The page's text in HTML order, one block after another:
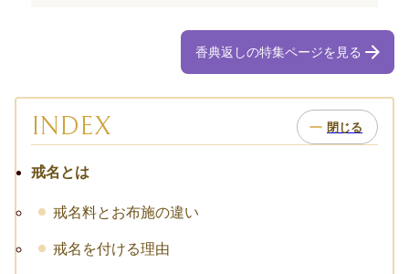
香典返しの特集ページを見る
INDEX
戒名とは
戒名料とお布施の違い
戒名を付ける理由